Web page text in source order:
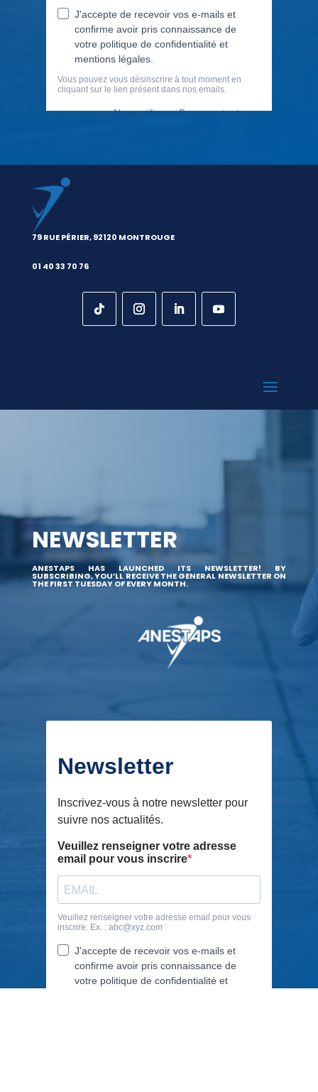
79 RUE PÉRIER, 92120 MONTROUGE
01 40 33 70 76
NEWSLETTER
ANESTAPS HAS LAUNCHED ITS NEWSLETTER! BY
SUBSCRIBING, YOU’LL RECEIVE THE GENERAL NEWSLETTER ON
THE FIRST TUESDAY OF EVERY MONTH.